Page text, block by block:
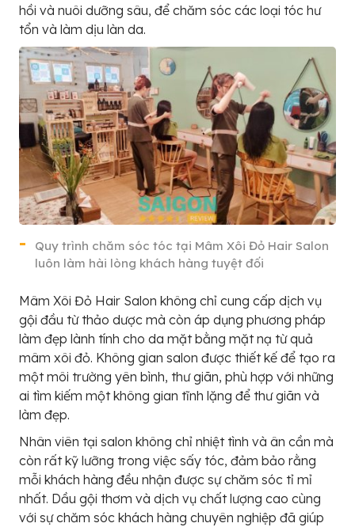
hồi và nuôi dưỡng sâu, để chăm sóc các loại tóc hư
tổn và làm dịu làn da.
Quy trình chăm sóc tóc tại Mâm Xôi Đỏ Hair Salon
luôn làm hài lòng khách hàng tuyệt đối
Mâm Xôi Đỏ Hair Salon không chỉ cung cấp dịch vụ
gội đầu từ thảo dược mà còn áp dụng phương pháp
làm đẹp lành tính cho da mặt bằng mặt nạ từ quả
mâm xôi đỏ. Không gian salon được thiết kế để tạo ra
một môi trường yên bình, thư giãn, phù hợp với những
ai tìm kiếm một không gian tĩnh lặng để thư giãn và
làm đẹp.
Nhân viên tại salon không chỉ nhiệt tình và ân cần mà
còn rất kỹ lưỡng trong việc sấy tóc, đảm bảo rằng
mỗi khách hàng đều nhận được sự chăm sóc tỉ mỉ
nhất. Dầu gội thơm và dịch vụ chất lượng cao cùng
với sự chăm sóc khách hàng chuyên nghiệp đã giúp